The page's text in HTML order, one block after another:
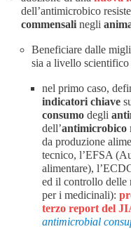
dell’antimicrobico
commensali negli
Beneficiare dalle
sia a livello scientifico
nel primo caso,
indicatori chiave
consumo degli
dell’antimicrobico
da produzione
tecnico, l’EFSA
alimentare),
ed il controllo delle
per i medicinali): p
terzo report del
antimicrobial